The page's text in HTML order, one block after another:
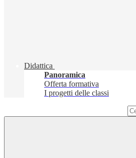
Didattica
Panoramica
Offerta formativa
I progetti delle classi